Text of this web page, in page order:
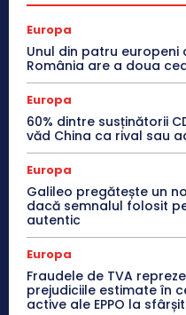
Europa
Unul din patru europeni
România are a doua
Europa
60% dintre susținătorii
văd China ca rival sau
Europa
Galileo pregătește un
dacă semnalul folosit
autentic
Europa
Fraudele de TVA
prejudiciile estimate în
active ale EPPO la